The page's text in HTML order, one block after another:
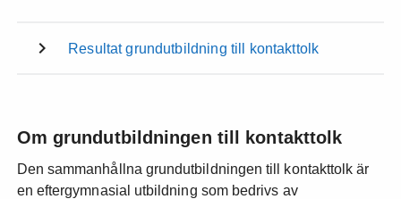
Resultat grundutbildning till kontakttolk
Om grundutbildningen till kontakttolk
Den sammanhållna grundutbildningen till kontakttolk är
en eftergymnasial utbildning som bedrivs av